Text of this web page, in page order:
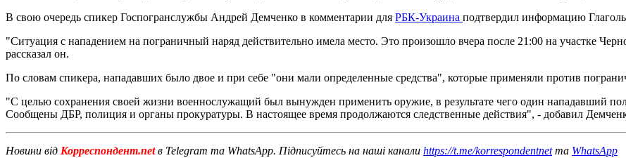
В свою очередь спикер Госпогранслужбы Андрей Демченко в комментарии для РБК-Украина подтвердил информацию
"Ситуация с нападением на пограничный наряд действительно имела место. Это произошло вчера после 21:00 на участке
рассказал он.
По словам спикера, нападавших было двое и при себе "они мали определенные средства", которые применяли против
"С целью сохранения своей жизни военнослужащий был вынужден применить оружие, в результате чего один нападавший
Сообщены ДБР, полиция и органы прокуратуры. В настоящее время продолжаются следственные действия", - добавил
Новини від Корреспондент.netв Telegram та WhatsApp. Підписуйтесь на наші канали https://t.me/korrespondentnetта WhatsApp